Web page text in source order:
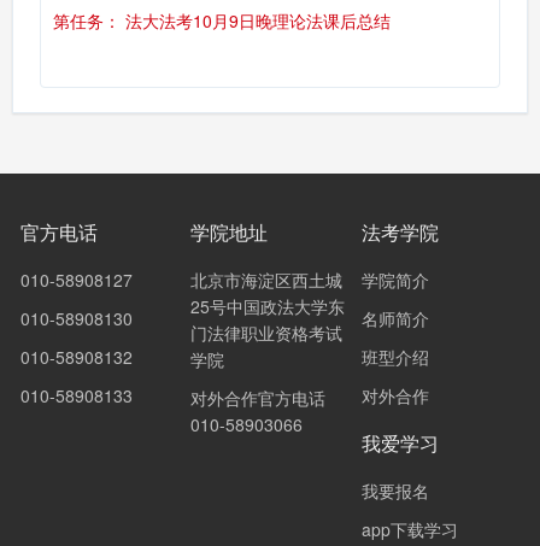
第任务： 法大法考10月9日晚理论法课后总结
官方电话
010-58908127
010-58908130
010-58908132
010-58908133
学院地址
北京市海淀区西土城
25号中国政法大学东
门法律职业资格考试
学院
对外合作官方电话
010-58903066
法考学院
学院简介
名师简介
班型介绍
对外合作
我爱学习
我要报名
app下载学习